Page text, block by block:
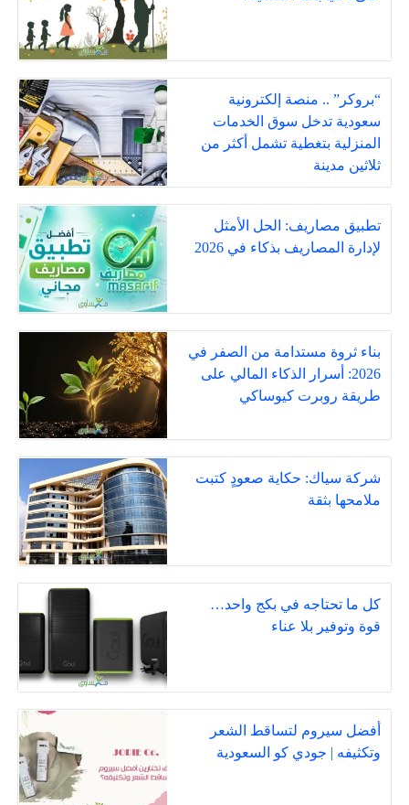
“بروكر” .. منصة إلكترونية
سعودية تدخل سوق الخدمات
المنزلية بتغطية تشمل أكثر من
ثلاثين مدينة
تطبيق مصاريف: الحل الأمثل
لإدارة المصاريف بذكاء في 2026
بناء ثروة مستدامة من الصفر في
2026: أسرار الذكاء المالي على
طريقة روبرت كيوساكي
شركة سياك: حكاية صعودٍ كتبت
ملامحها بثقة
كل ما تحتاجه في بكج واحد…
قوة وتوفير بلا عناء
أفضل سيروم لتساقط الشعر
وتكثيفه | جودي كو السعودية